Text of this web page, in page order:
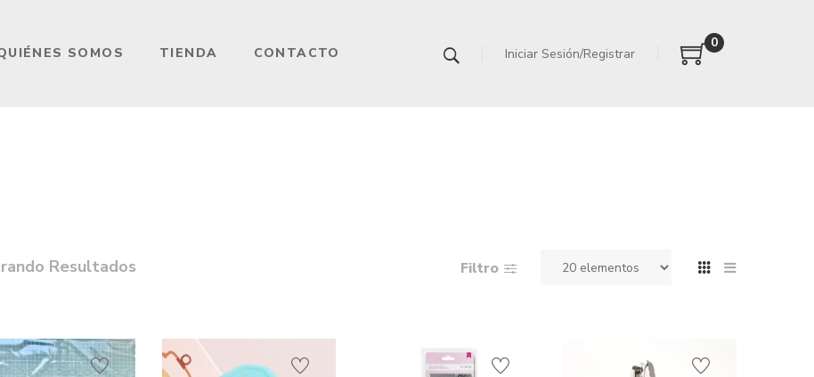
SOMOS TIENDA CONTACTO Iniciar Sesión/Registrar
0
Resultados Filtro